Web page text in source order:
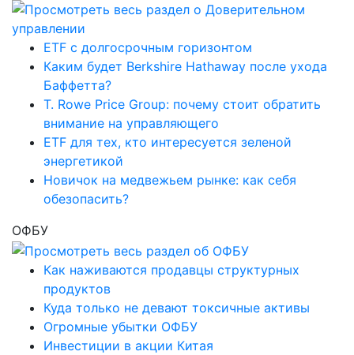
ETF с долгосрочным горизонтом
Каким будет Berkshire Hathaway после ухода
Баффетта?
T. Rowe Price Group: почему стоит обратить
внимание на управляющего
ETF для тех, кто интересуется зеленой
энергетикой
Новичок на медвежьем рынке: как себя
обезопасить?
ОФБУ
Как наживаются продавцы структурных
продуктов
Куда только не девают токсичные активы
Огромные убытки ОФБУ
Инвестиции в акции Китая